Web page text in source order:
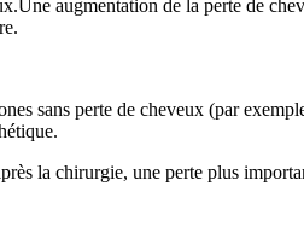
augmentation de la perte de
sans perte de cheveux (par
la chirurgie, une perte plus